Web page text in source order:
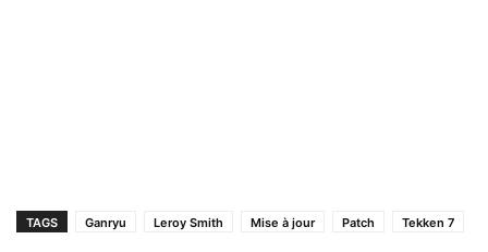
TAGS Ganryu Leroy Smith Mise à jour Patch Tekken 7